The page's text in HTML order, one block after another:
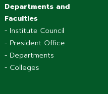
Departments and
Faculties
- Institute Council
- President Office
- Departments
- Colleges